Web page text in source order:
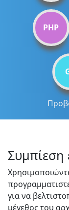
PHP
Συμπίεση
για να
μέγεθος του